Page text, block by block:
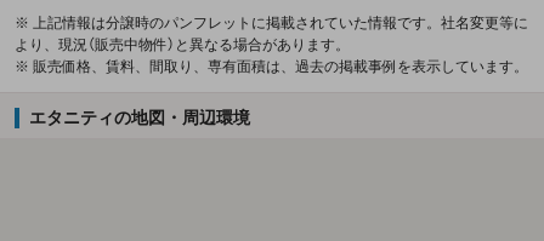
※ 上記情報は分譲時のパンフレットに掲載されていた情報です。社名変更等に
より、現況（販売中物件）と異なる場合があります。
※ 販売価格、賃料、間取り、専有面積は、過去の掲載事例を表示しています。
エタニティの地図・周辺環境